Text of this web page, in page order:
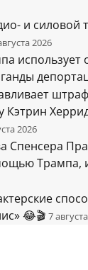
и силовой
2026
использует
Кэтрин
2026
Спенсера
Трампа,
😂🎬 7